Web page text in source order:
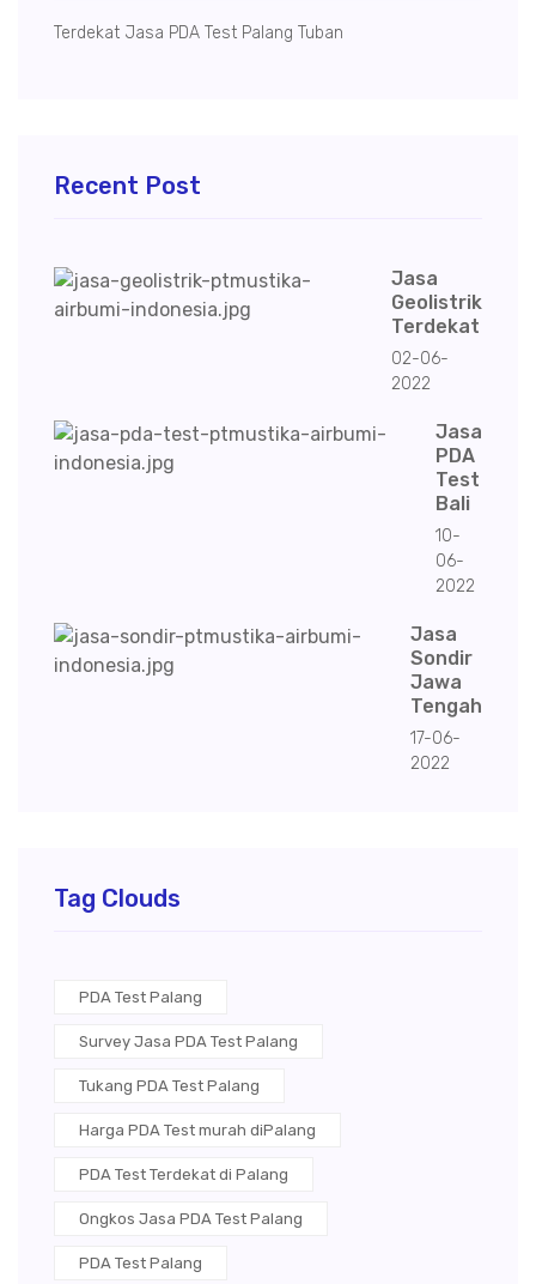
Terdekat Jasa PDA Test Palang Tuban
Recent Post
Jasa
Geolistrik
Terdekat
02-06-
2022
Jasa
PDA
Test
Bali
10-
06-
2022
Jasa
Sondir
Jawa
Tengah
17-06-
2022
Tag Clouds
PDA Test Palang
Survey Jasa PDA Test Palang
Tukang PDA Test Palang
Harga PDA Test murah diPalang
PDA Test Terdekat di Palang
Ongkos Jasa PDA Test Palang
PDA Test Palang